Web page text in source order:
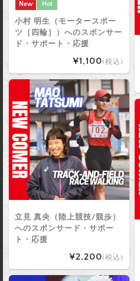
New Hot
小村 明生（モータースポー
ツ［四輪］）へのスポンサー
ド・サポート・応援
¥1,100(税込)
立見 真央（陸上競技/競歩）
へのスポンサード・サポー
ト・応援
¥2,200(税込)